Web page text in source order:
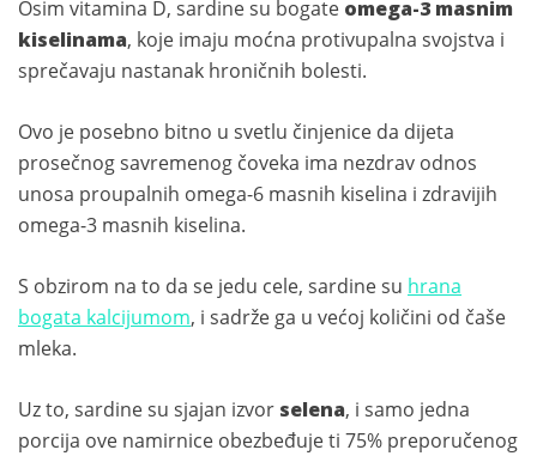
Osim vitamina D, sardine su bogate omega-3 masnim
kiselinama, koje imaju moćna protivupalna svojstva i
sprečavaju nastanak hroničnih bolesti.
Ovo je posebno bitno u svetlu činjenice da dijeta
prosečnog savremenog čoveka ima nezdrav odnos
unosa proupalnih omega-6 masnih kiselina i zdravijih
omega-3 masnih kiselina.
S obzirom na to da se jedu cele, sardine su hrana
bogata kalcijumom, i sadrže ga u većoj količini od čaše
mleka.
Uz to, sardine su sjajan izvor selena, i samo jedna
porcija ove namirnice obezbeđuje ti 75% preporučenog